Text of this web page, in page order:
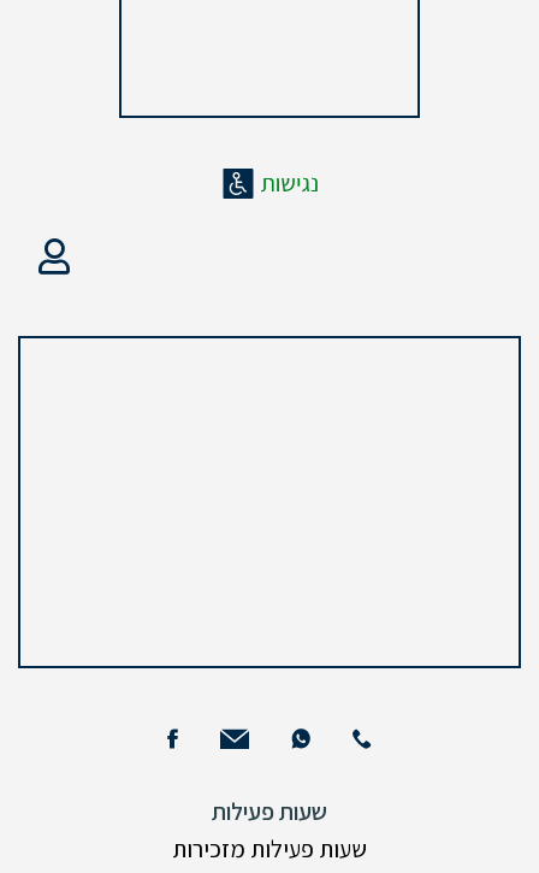
שעות פעילות
שעות פעילות מזכירות